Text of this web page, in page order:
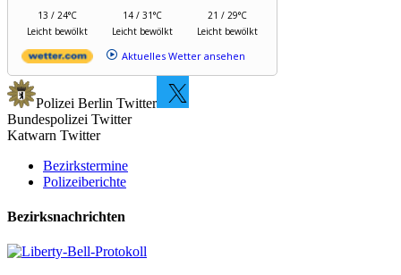
13 / 24°C
Leicht bewölkt
14 / 31°C
Leicht bewölkt
21 / 29°C
Leicht bewölkt
Aktuelles Wetter ansehen
Polizei Berlin Twitter
Bundespolizei Twitter
Katwarn Twitter
Bezirkstermine
Polizeiberichte
Bezirksnachrichten